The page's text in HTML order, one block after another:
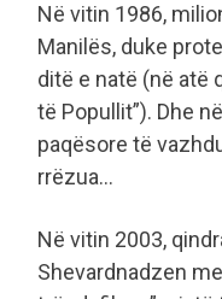
Në vitin 1986,
Manilës, duke
ditë e natë (në atë
të Popullit”). Dhe
paqësore të
rrëzua…
Në vitin 2003,
Shevardnadzen